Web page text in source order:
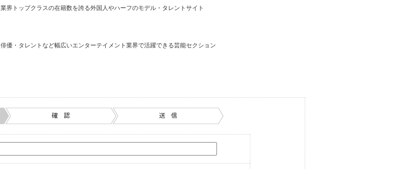
業界トップクラスの在籍数を誇る外国人やハーフのモデル・タレントサイト
俳優・タレントなど幅広いエンターテイメント業界で活躍できる芸能セクション